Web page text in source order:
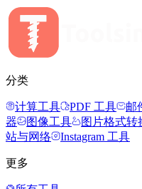
分类
计算工具 PDF 工具 邮
器
图像工具 图片格式转
站与网络
Instagram 工具
更多